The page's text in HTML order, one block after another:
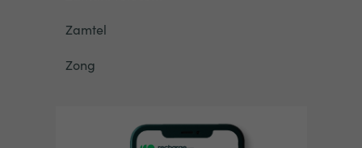
Zamtel
Zong